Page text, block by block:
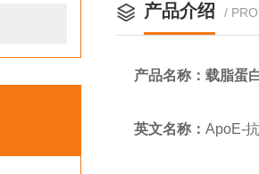
产品介绍 /
产品名称： 载脂蛋
英文名称： ApoE-